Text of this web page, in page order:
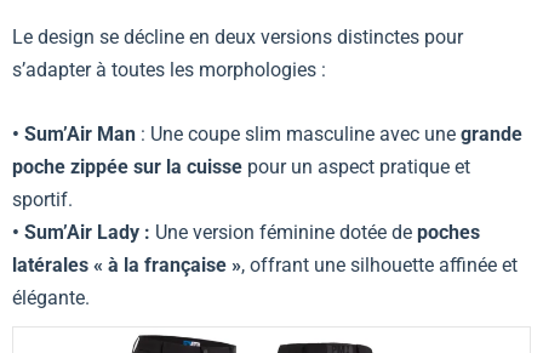
Le design se décline en deux versions distinctes pour
s’adapter à toutes les morphologies :
• Sum’Air Man : Une coupe slim masculine avec une grande
poche zippée sur la cuisse pour un aspect pratique et
sportif.
• Sum’Air Lady : Une version féminine dotée de poches
latérales « à la française », offrant une silhouette affinée et
élégante.